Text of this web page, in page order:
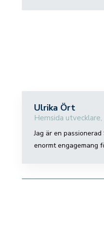
Ulrika Ört
Hemsida utvecklare,
Jag är en
enormt engagemang